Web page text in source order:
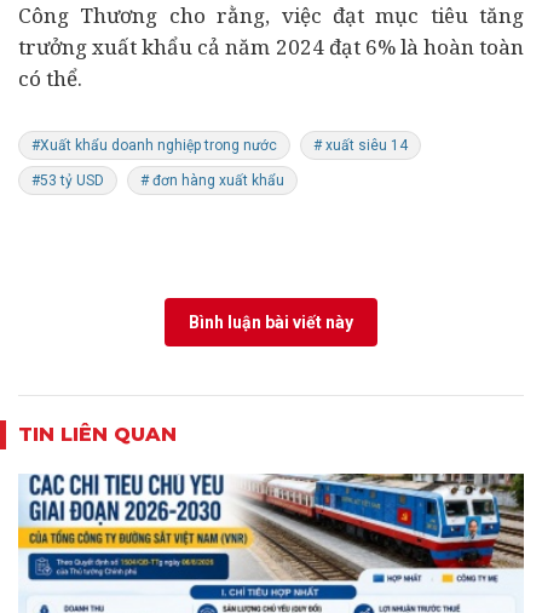
Công Thương cho rằng, việc đạt mục tiêu tăng
trưởng xuất khẩu cả năm 2024 đạt 6% là hoàn toàn
có thể.
#Xuất khẩu doanh nghiệp trong nước # xuất siêu 14
#53 tỷ USD # đơn hàng xuất khẩu
Bình luận bài viết này
TIN LIÊN QUAN